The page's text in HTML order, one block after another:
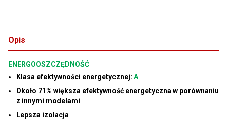
Opis
ENERGOOSZCZĘDNOŚĆ
Klasa efektywności energetycznej: A
Około 71% większa efektywność energetyczna w porównaniu
z innymi modelami
Lepsza izolacja